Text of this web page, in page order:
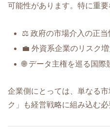
可能性があります。特に重
⚖️ 政府の市場介入の正当
💼 外資系企業のリスク
🌐 データ主権を巡る国際
企業側にとっては、単なる
ク」も経営戦略に組み込む必